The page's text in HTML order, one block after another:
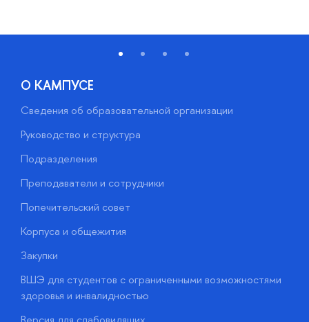
О КАМПУСЕ
Сведения об образовательной организации
Руководство и структура
Подразделения
Преподаватели и сотрудники
Попечительский совет
Корпуса и общежития
Закупки
ВШЭ для студентов с ограниченными возможностями
здоровья и инвалидностью